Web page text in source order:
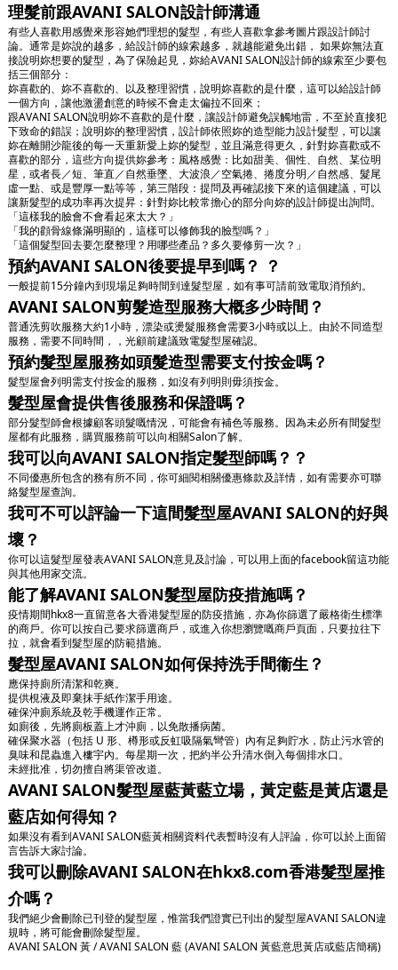
理髮前跟AVANI SALON設計師溝通
有些人喜歡用感覺來形容她們理想的髮型，有些人喜歡拿參考圖片跟設計師討
論。通常是妳說的越多，給設計師的線索越多，就越能避免出錯， 如果妳無法直
接說明妳想要的髮型，為了保險起見，妳給AVANI SALON設計師的線索至少要包
括三個部分：
妳喜歡的、妳不喜歡的、以及整理習慣，說明妳喜歡的是什麼，這可以給設計師
一個方向，讓他激盪創意的時候不會走太偏拉不回來；
跟AVANI SALON說明妳不喜歡的是什麼，讓設計師避免誤觸地雷，不至於直接犯
下致命的錯誤；說明妳的整理習慣，設計師依照妳的造型能力設計髮型，可以讓
妳在離開沙龍後的每一天重新愛上妳的髮型，並且滿意得更久，針對妳喜歡或不
喜歡的部分，這些方向提供妳參考：風格感覺：比如甜美、個性、自然、某位明
星，或者長／短、筆直／自然垂墜、大波浪／空氣捲、捲度分明／自然感、髮尾
虛一點、或是豐厚一點等等，第三階段：提問及再確認接下來的這個建議，可以
讓新髮型的成功率再次提昇：針對妳比較常擔心的部分向妳的設計師提出詢問。
「這樣我的臉會不會看起來太大？」
「我的顴骨線條滿明顯的，這樣可以修飾我的臉型嗎？」
「這個髮型回去要怎麼整理？用哪些產品？多久要修剪一次？」
預約AVANI SALON後要提早到嗎？ ？
一般提前15分鐘內到現場足夠時間到達髮型屋，如有事可請前致電取消預約。
AVANI SALON剪髮造型服務大概多少時間？
普通洗剪吹服務大約1小時，漂染或燙髮服務會需要3小時或以上。由於不同造型
服務，需要不同時間，，光顧前建議致電髮型屋確認。
預約髮型屋服務如頭髮造型需要支付按金嗎？
髮型屋會列明需支付按金的服務，如沒有列明則毋須按金。
髮型屋會提供售後服務和保證嗎？
部分髮型師會根據顧客頭髮嘅情況，可能會有補色等服務。因為未必所有間髮型
屋都有此服務，購買服務前可以向相關Salon了解。
我可以向AVANI SALON指定髮型師嗎？？
不同優惠所包含的務有所不同，你可細閱相關優惠條款及詳情，如有需要亦可聯
絡髮型屋查詢。
我可不可以評論一下這間髮型屋AVANI SALON的好與
壞？
你可以這髮型屋發表AVANI SALON意見及討論，可以用上面的facebook留這功能
與其他用家交流。
能了解AVANI SALON髮型屋防疫措施嗎？
疫情期間hkx8一直留意各大香港髮型屋的防疫措施，亦為你篩選了嚴格衛生標準
的商戶。你可以按自己要求篩選商戶，或進入你想瀏覽嘅商戶頁面，只要拉往下
拉，就會看到髮型屋的防範措施。
髮型屋AVANI SALON如何保持洗手間衞生？
應保持廁所清潔和乾爽。
提供梘液及即棄抹手紙作潔手用途。
確保沖廁系統及乾手機運作正常。
如廁後，先將廁板蓋上才沖廁，以免散播病菌。
確保聚水器（包括 U 形、樽形或反虹吸隔氣彎管）內有足夠貯水，防止污水管的
臭味和昆蟲進入樓宇內。每星期一次，把約半公升清水倒入每個排水口。
未經批准，切勿擅自將渠管改道。
AVANI SALON髮型屋藍黃藍立場，黃定藍是黃店還是
藍店如何得知？
如果沒有看到AVANI SALON藍黃相關資料代表暫時沒有人評論，你可以於上面留
言告訴大家討論。
我可以刪除AVANI SALON在hkx8.com香港髮型屋推
介嗎？
我們絕少會刪除已刊登的髮型屋，惟當我們證實已刊出的髮型屋AVANI SALON違
規時，將可能會刪除髮型屋。
AVANI SALON 黃 / AVANI SALON 藍 (AVANI SALON 黃藍意思黃店或藍店簡稱)